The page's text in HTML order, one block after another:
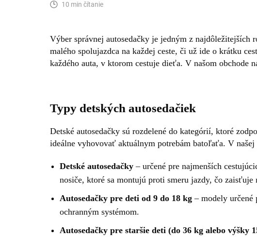
10 min čítanie
Výber správnej autosedačky je jedným z
malého spolujazdca na každej ceste, či už ide o krátku
každého auta, v ktorom cestuje dieťa. V našom obchode
Typy detských autosedačiek
Detské autosedačky sú rozdelené do kategórií, ktoré
ideálne vyhovovať aktuálnym potrebám batoľaťa. V našej
Detské autosedačky – určené pre najmenších
nosiče, ktoré sa montujú proti smeru jazdy, čo zaisťuje
Autosedačky pre deti od 9 do 18 kg – modely určené
ochranným systémom.
Autosedačky pre staršie deti (do 36 kg alebo výšky